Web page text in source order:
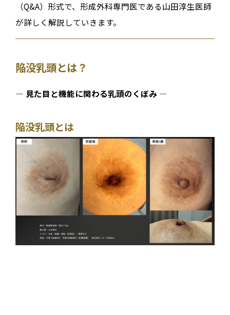
（Q&A）形式で、形成外科専門医である山田淳生医師
が詳しく解説していきます。
陥没乳頭とは？
― 見た目と機能に関わる乳頭のくぼみ ―
陥没乳頭とは